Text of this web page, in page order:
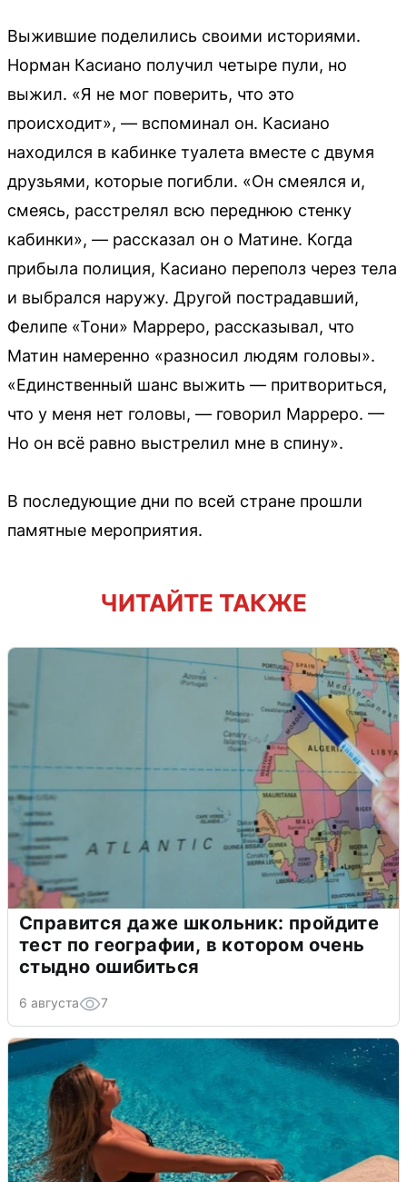
Выжившие поделились своими историями.
Норман Касиано получил четыре пули, но
выжил. «Я не мог поверить, что это
происходит», — вспоминал он. Касиано
находился в кабинке туалета вместе с двумя
друзьями, которые погибли. «Он смеялся и,
смеясь, расстрелял всю переднюю стенку
кабинки», — рассказал он о Матине. Когда
прибыла полиция, Касиано переполз через тела
и выбрался наружу. Другой пострадавший,
Фелипе «Тони» Марреро, рассказывал, что
Матин намеренно «разносил людям головы».
«Единственный шанс выжить — притвориться,
что у меня нет головы, — говорил Марреро. —
Но он всё равно выстрелил мне в спину».
В последующие дни по всей стране прошли
памятные мероприятия.
ЧИТАЙТЕ ТАКЖЕ
Справится даже школьник: пройдите
тест по географии, в котором очень
стыдно ошибиться
6 августа 7